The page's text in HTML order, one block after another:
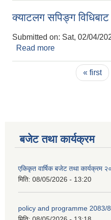
क्याटलग सपिङ्ग
Submitted on: Sat, 02/04/
Read more
« first
बजेट तथा कार्यक्रम
एकिकृत वार्षिक बजेट तथा कार्यक्रम
मिति: 08/05/2026 - 13:20
policy and programme 2083/